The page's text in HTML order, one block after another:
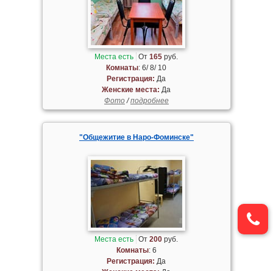
Места есть От165 руб.
Комнаты: 6/ 8/ 10
Регистрация: Да
Женские места: Да
Фото/подробнее
"Общежитие в Наро-Фоминске"
Места есть От200 руб.
Комнаты: 6
Регистрация: Да